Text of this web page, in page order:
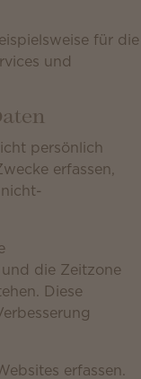
für die
und
persönlich
erfassen,
die Zeitzone
Diese
erfassen.